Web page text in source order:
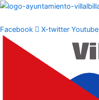
Ir
contenido
Facebook X-twitter Youtube